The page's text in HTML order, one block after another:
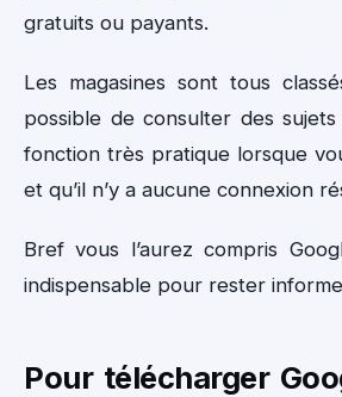
gratuits ou payants.
Les magasines sont tous
possible de consulter des
fonction très pratique lorsque
et qu’il n’y a aucune connexion
Bref vous l’aurez compris
indispensable pour rester
Pour télécharger